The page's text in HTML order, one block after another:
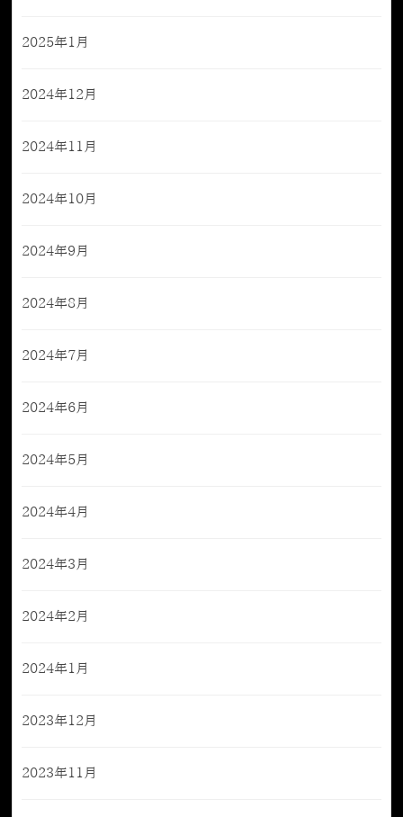
2025年1月
2024年12月
2024年11月
2024年10月
2024年9月
2024年8月
2024年7月
2024年6月
2024年5月
2024年4月
2024年3月
2024年2月
2024年1月
2023年12月
2023年11月